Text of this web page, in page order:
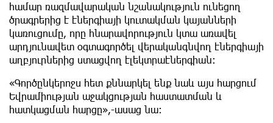
համար ռազմավարական նշանակություն ունեցող
ծրագրերից է էներգիայի կուտակման կայանների
կառուցումը, որը հնարավորություն կտա առավել
արդյունավետ օգտագործել վերականգնվող էներգիայի
աղբյուրներից ստացվող էլեկտրաէներգիան։
«Գործընկերոջս հետ քննարկել ենք նաև այս հարցում
Եվրամիության աջակցության հաստատման և
հատկացման հարցը»,-ասաց նա։